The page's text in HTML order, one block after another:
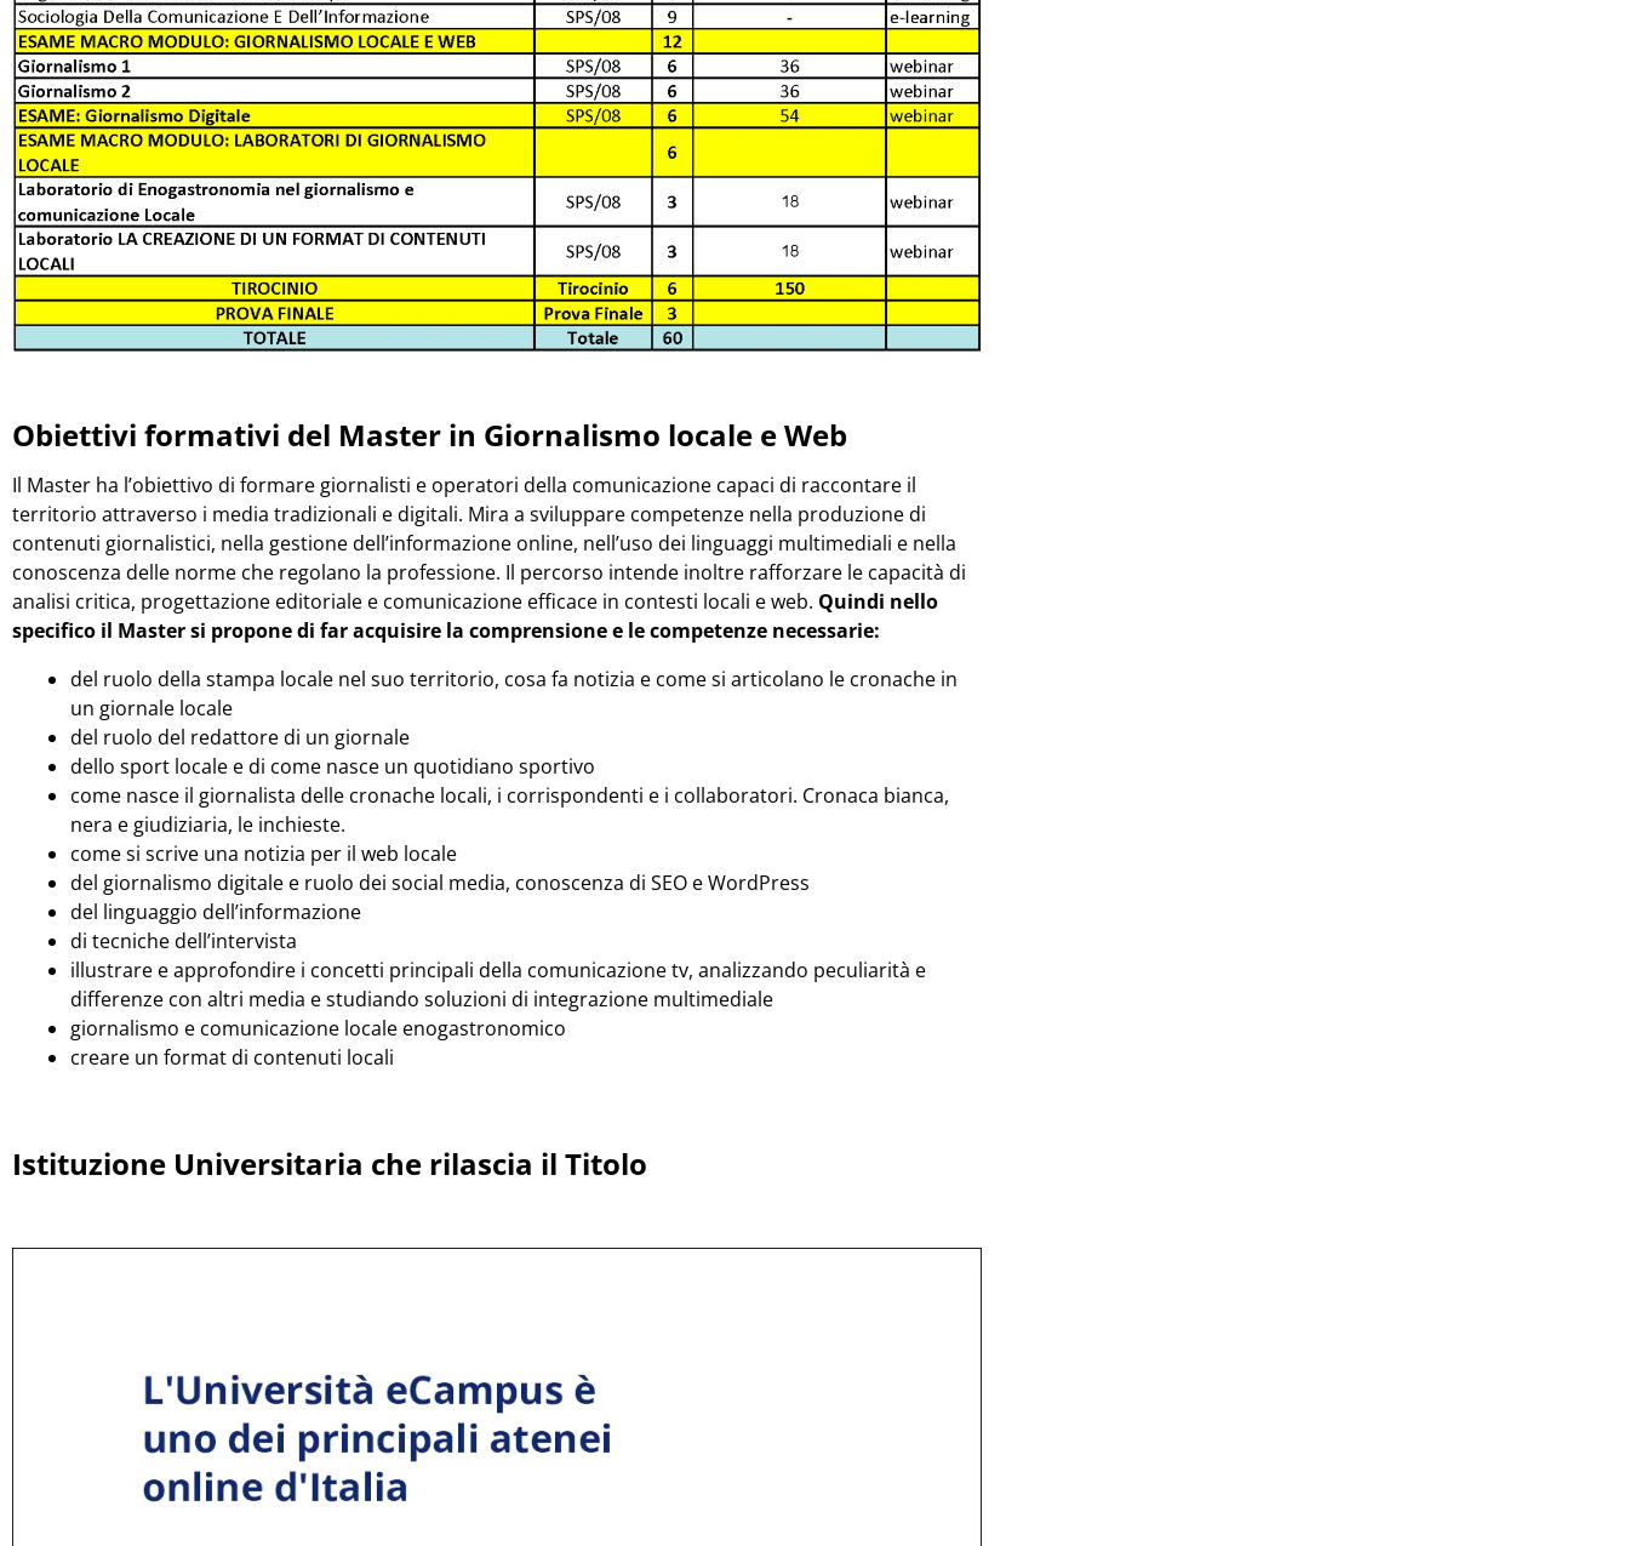
Obiettivi formativi del Master in Giornalismo locale e Web
Il Master ha l’obiettivo di formare giornalisti e operatori della comunicazione capaci di raccontare il
territorio attraverso i media tradizionali e digitali. Mira a sviluppare competenze nella produzione di
contenuti giornalistici, nella gestione dell’informazione online, nell’uso dei linguaggi multimediali e nella
conoscenza delle norme che regolano la professione. Il percorso intende inoltre rafforzare le capacità di
analisi critica, progettazione editoriale e comunicazione efficace in contesti locali e web. Quindi nello
specifico il Master si propone di far acquisire la comprensione e le competenze necessarie:
del ruolo della stampa locale nel suo territorio, cosa fa notizia e come si articolano le cronache in
un giornale locale
del ruolo del redattore di un giornale
dello sport locale e di come nasce un quotidiano sportivo
come nasce il giornalista delle cronache locali, i corrispondenti e i collaboratori. Cronaca bianca,
nera e giudiziaria, le inchieste.
come si scrive una notizia per il web locale
del giornalismo digitale e ruolo dei social media, conoscenza di SEO e WordPress
del linguaggio dell’informazione
di tecniche dell’intervista
illustrare e approfondire i concetti principali della comunicazione tv, analizzando peculiarità e
differenze con altri media e studiando soluzioni di integrazione multimediale
giornalismo e comunicazione locale enogastronomico
creare un format di contenuti locali
Istituzione Universitaria che rilascia il Titolo